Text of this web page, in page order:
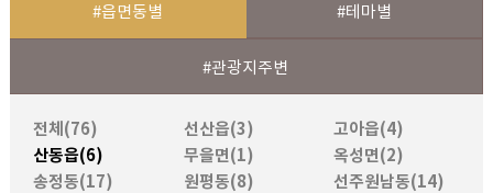
#읍면동별 #테마별
#관광지주변
전체(76) 선산읍(3)
고아읍(4)
산동읍(6)
무을면(1)
옥성면(2)
송정동(17)
원평동(8)
선주원남동(14)